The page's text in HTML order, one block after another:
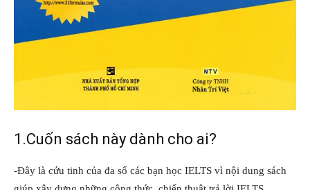
1.Cuốn sách này dành cho ai?
-Đây là cứu tinh của đa số các bạn học IELTS vì nội dung sách